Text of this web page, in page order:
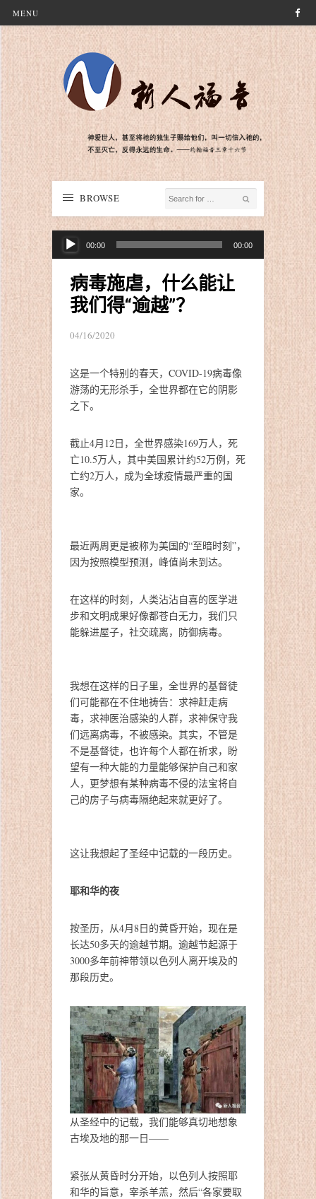
MENU
BROWSE
00:00 00:00
病毒施虐，什么能让
我们得“逾越”？
04/16/2020
这是一个特别的春天，COVID-19病毒像
游荡的无形杀手，全世界都在它的阴影
之下。
截止4月12日，全世界感染169万人，死
亡10.5万人，其中美国累计约52万例，死
亡约2万人，成为全球疫情最严重的国
家。
最近两周更是被称为美国的“至暗时刻”，
因为按照模型预测，峰值尚未到达。
在这样的时刻，人类沾沾自喜的医学进
步和文明成果好像都苍白无力，我们只
能躲进屋子，社交疏离，防御病毒。
我想在这样的日子里，全世界的基督徒
们可能都在不住地祷告：求神赶走病
毒，求神医治感染的人群，求神保守我
们远离病毒，不被感染。其实，不管是
不是基督徒，也许每个人都在祈求，盼
望有一种大能的力量能够保护自己和家
人，更梦想有某种病毒不侵的法宝将自
己的房子与病毒隔绝起来就更好了。
这让我想起了圣经中记载的一段历史。
耶和华的夜
按圣历，从4月8日的黄昏开始，现在是
长达50多天的逾越节期。逾越节起源于
3000多年前神带领以色列人离开埃及的
那段历史。
从圣经中的记载，我们能够真切地想象
古埃及地的那一日——
紧张从黄昏时分开始，以色列人按照耶
和华的旨意，宰杀羊羔，然后“各家要取